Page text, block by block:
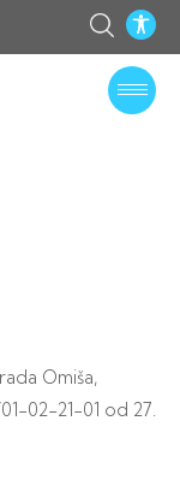
Omiša,
02-21-01 od 27.